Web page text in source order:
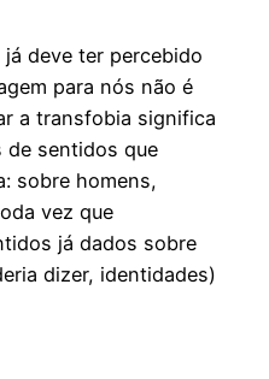
deve ter percebido
para nós não é
a transfobia significa
sentidos que
sobre homens,
vez que
já dados sobre
dizer, identidades)